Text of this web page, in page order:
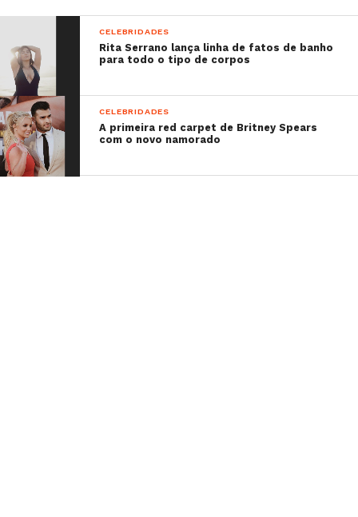
CELEBRIDADES
Rita Serrano lança linha de fatos de banho
para todo o tipo de corpos
CELEBRIDADES
A primeira red carpet de Britney Spears
com o novo namorado